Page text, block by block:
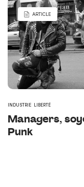
ARTICLE
INDUSTRIE LIBERTÉ
Managers,
Punk